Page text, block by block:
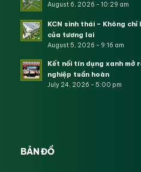
August 6, 2026 - 10:29 am
KCN sinh thái – Không
của tương lai
August 5, 2026 - 9:16 am
Kết nối tín dụng xanh mở
nghiệp tuần hoàn
July 24, 2026 - 5:00 pm
BẢN ĐỒ